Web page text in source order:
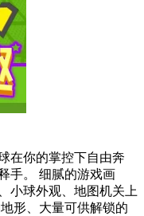
在你的掌控下自由奔
手。 细腻的游戏画
小球外观、地图机关上
形、大量可供解锁的